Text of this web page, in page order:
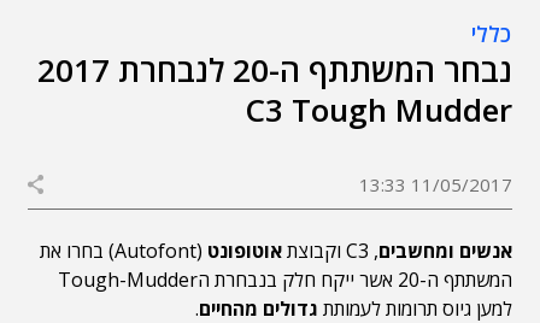
כללי
נבחר המשתתף ה-20 לנבחרת 2017
C3 Tough Mudder
11/05/2017 13:33
אנשים ומחשבים, C3 וקבוצת אוטופונט
(Autofont) בחרו את
המשתתף ה-20 אשר ייקח חלק בנבחרת הTough-Mudder
למען גיוס תרומות לעמותת גדולים מהחיים.